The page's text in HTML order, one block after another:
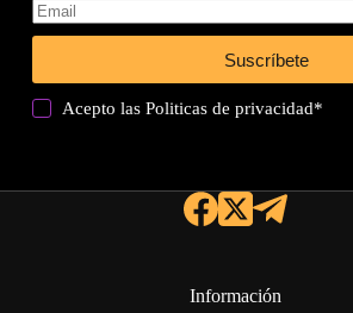
Suscríbete
Acepto lasPoliticas de privacidad*
Información